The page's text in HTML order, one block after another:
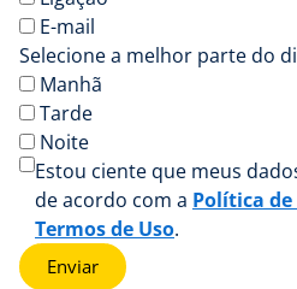
E-mail
Selecione a melhor parte do
Manhã
Tarde
Noite
Estou ciente que meus
de acordo com a Política
Termos de Uso.
Enviar